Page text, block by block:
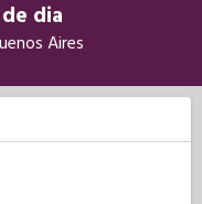
dia
Aires